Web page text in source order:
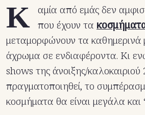
Κ αμία από εμάς δεν
που έχουν τα
μεταμορφώνουν τα
άχρωμα σε ενδιαφέροντα. Κι
shows της άνοιξης/
πραγματοποιηθεί, το
κοσμήματα θα είναι μεγάλα και